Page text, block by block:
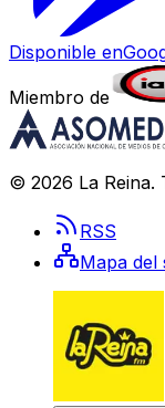
Disponible en
Miembro de
© 2026 La Reina.
RSS
Mapa del